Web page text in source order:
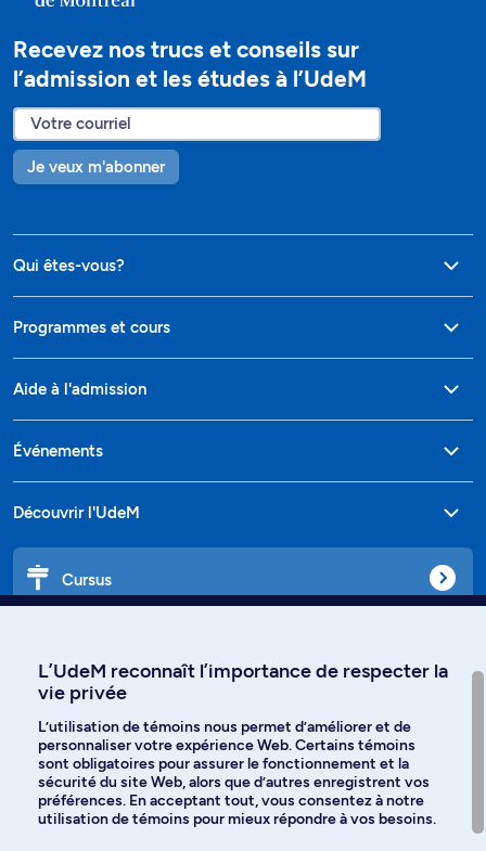
Recevez nos trucs et conseils sur
l’admission et les études à l’UdeM
Je veux m'abonner
Qui êtes-vous?
Programmes et cours
Aide à l'admission
Événements
Découvrir l'UdeM
Cursus
Langues
Facebook Instagram
L’UdeM reconnaît l’importance de respecter la
vie privée
L’utilisation de témoins nous permet d’améliorer et de
personnaliser votre expérience Web. Certains témoins
sont obligatoires pour assurer le fonctionnement et la
sécurité du site Web, alors que d’autres enregistrent vos
préférences. En acceptant tout, vous consentez à notre
utilisation de témoins pour mieux répondre à vos besoins.